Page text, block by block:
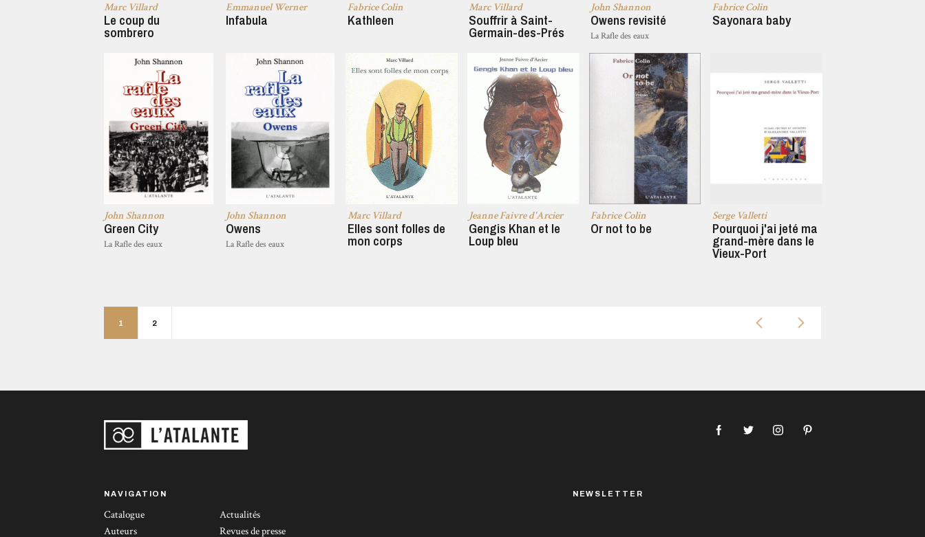
Marc Villard
Le coup du
sombrero
Emmanuel Werner
Infabula
Fabrice Colin
Kathleen
Marc Villard
Souffrir à Saint-
Germain-des-Prés
John Shannon
Owens revisité
La Rafle des eaux
Fabrice Colin
Sayonara baby
John Shannon
Green City
La Rafle des eaux
John Shannon
Owens
La Rafle des eaux
Marc Villard
Elles sont folles de
mon corps
Jeanne Faivre d'Arcier
Gengis Khan et le
Loup bleu
Fabrice Colin
Or not to be
Serge Valletti
Pourquoi j'ai jeté ma
grand-mère dans le
Vieux-Port
1 2
NAVIGATION
Catalogue
Auteurs
Actualités
Revues de presse
NEWSLETTER